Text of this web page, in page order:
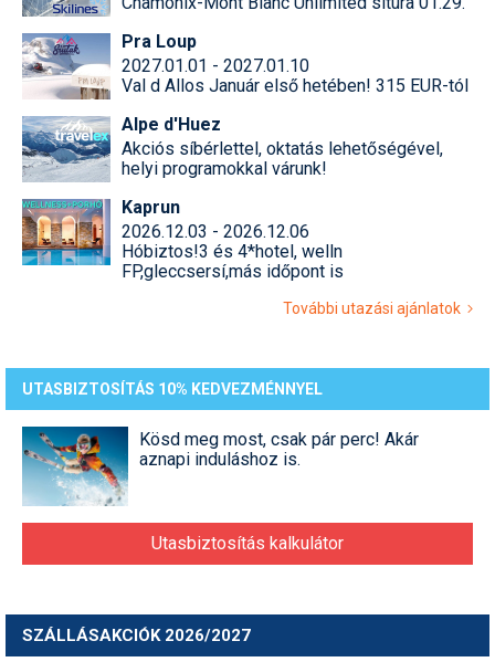
Pra Loup
2027.01.01 - 2027.01.10
Val d Allos Január első hetében! 315 EUR-tól
Alpe d'Huez
Akciós síbérlettel, oktatás lehetőségével,
helyi programokkal várunk!
Kaprun
2026.12.03 - 2026.12.06
Hóbiztos!3 és 4*hotel, welln
FP,gleccsersí,más időpont is
További utazási ajánlatok
UTASBIZTOSÍTÁS 10% KEDVEZMÉNNYEL
Kösd meg most, csak pár perc! Akár
aznapi induláshoz is.
Utasbiztosítás kalkulátor
SZÁLLÁSAKCIÓK 2026/2027